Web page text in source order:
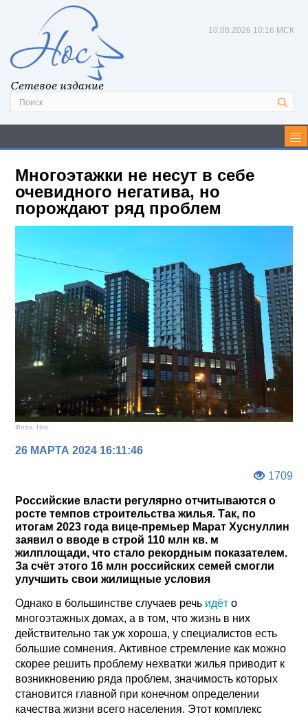
Сетевое издание
10.08.2026 10:16 МСК
Многоэтажки не несут в себе
очевидного негатива, но
порождают ряд проблем
Фото: Нос
26 МАРТА 2024 16:11:46
1709
Российские власти регулярно отчитываются о
росте темпов строительства жилья. Так, по
итогам 2023 года вице-премьер Марат Хуснуллин
заявил о вводе в строй 110 млн кв. м
жилплощади, что стало рекордным показателем.
За счёт этого 16 млн российских семей смогли
улучшить свои жилищные условия
Однако в большинстве случаев речь идёт о
многоэтажных домах, а в том, что жизнь в них
действительно так уж хороша, у специалистов есть
большие сомнения. Активное стремление как можно
скорее решить проблему нехватки жилья приводит к
возникновению ряда проблем, значимость которых
становится главной при конечном определении
качества жизни всего населения. Этот комплекс